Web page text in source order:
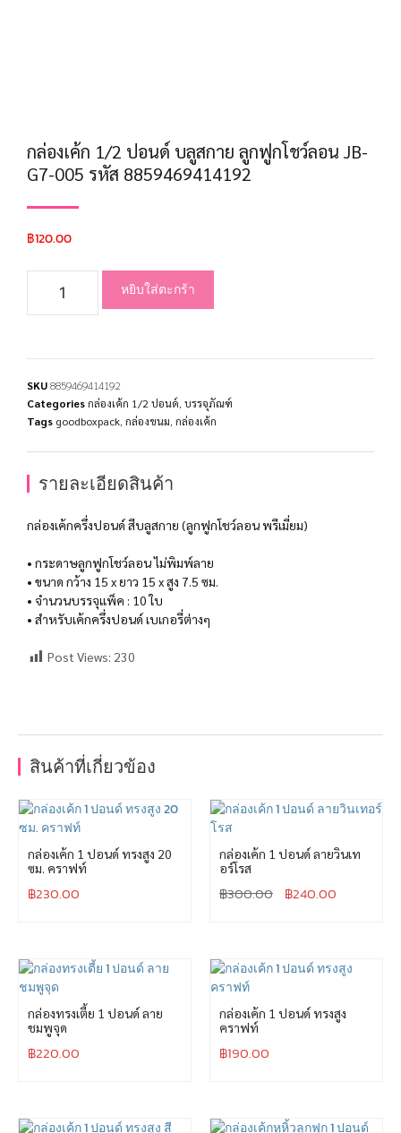
กล่องเค้ก 1/2 ปอนด์ บลูสกาย ลูกฟูกโชว์ลอน JB-
G7-005 รหัส 8859469414192
฿120.00
หยิบใส่ตะกร้า
SKU8859469414192
Categoriesกล่องเค้ก 1/2 ปอนด์ บรรจุภัณฑ์
Tags goodboxpack กล่องขนม กล่องเค้ก
รายละเอียดสินค้า
กล่องเค้กครึ่งปอนด์ สีบลูสกาย (ลูกฟูกโชว์ลอน พรีเมี่ยม)
• กระดาษลูกฟูกโชว์ลอน ไม่พิมพ์ลาย
• ขนาด กว้าง 15 x ยาว 15 x สูง 7.5 ซม.
• จำนวนบรรจุแพ็ค : 10 ใบ
• สำหรับเค้กครึ่งปอนด์ เบเกอรี่ต่างๆ
Post Views: 230
สินค้าที่เกี่ยวข้อง
กล่องเค้ก 1 ปอนด์ ทรงสูง 20
ซม. คราฟท์
฿230.00
กล่องเค้ก 1 ปอนด์ ลายวินเท
อร์โรส
฿300.00 ฿240.00
กล่องทรงเตี้ย 1 ปอนด์ ลาย
ชมพูจุด
฿220.00
กล่องเค้ก 1 ปอนด์ ทรงสูง
คราฟท์
฿190.00